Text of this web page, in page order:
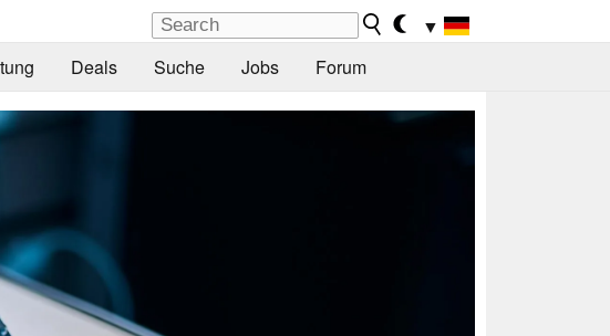
▼
Deals Suche Jobs Forum